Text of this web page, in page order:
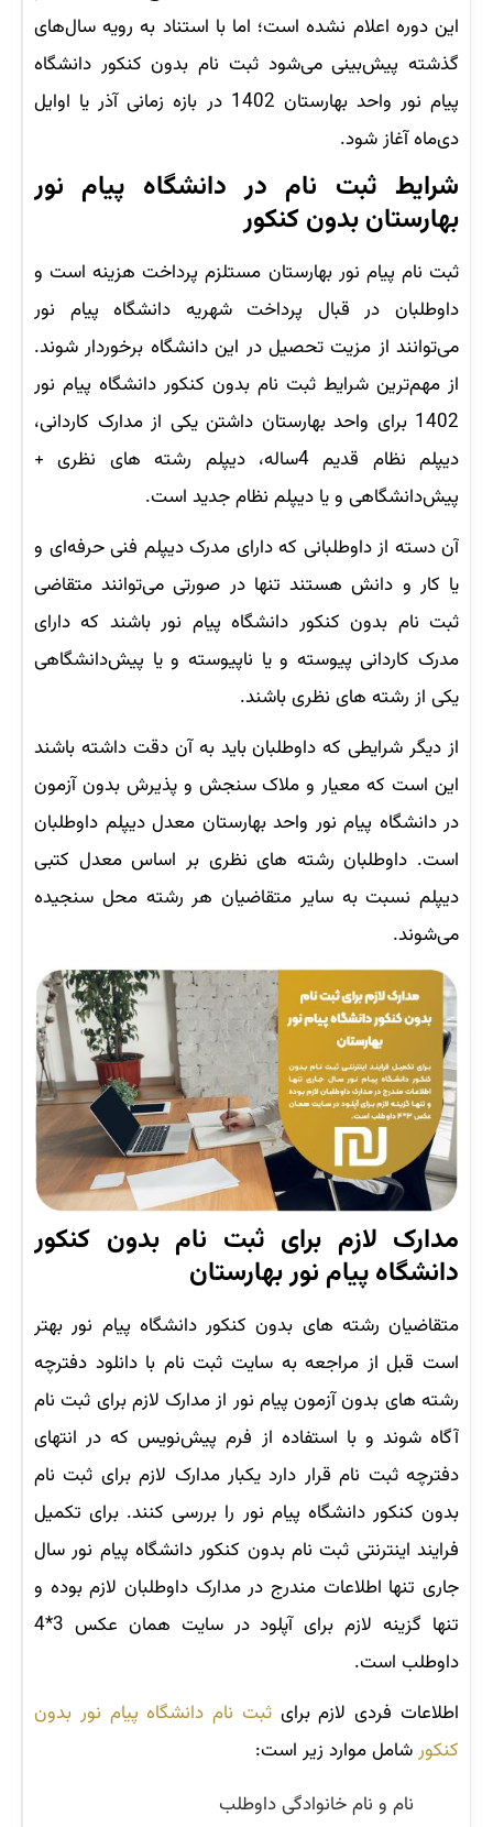
این دوره اعلام نشده است؛ اما با استناد به رویه سال‌های
گذشته پیش‌بینی می‌شود ثبت نام بدون کنکور دانشگاه
پیام نور واحد بهارستان 1402 در بازه زمانی آذر یا اوایل
دی‌ماه آغاز شود.
شرایط ثبت نام در دانشگاه پیام نور
بهارستان بدون کنکور
ثبت نام پیام نور بهارستان مستلزم پرداخت هزینه است و
داوطلبان در قبال پرداخت شهریه دانشگاه پیام نور
می‌توانند از مزیت تحصیل در این دانشگاه برخوردار شوند.
از مهم‌ترین شرایط ثبت نام بدون کنکور دانشگاه پیام نور
1402 برای واحد بهارستان داشتن یکی از مدارک کاردانی،
دیپلم نظام قدیم 4ساله، دیپلم رشته های نظری +
پیش‌دانشگاهی و یا دیپلم نظام جدید است.
آن دسته از داوطلبانی که دارای مدرک دیپلم فنی حرفه‌ای و
یا کار و دانش هستند تنها در صورتی می‌توانند متقاضی
ثبت نام بدون کنکور دانشگاه پیام نور باشند که دارای
مدرک کاردانی پیوسته و یا ناپیوسته و یا پیش‌دانشگاهی
یکی از رشته های نظری باشند.
از دیگر شرایطی که داوطلبان باید به آن دقت داشته باشند
این است که معیار و ملاک سنجش و پذیرش بدون آزمون
در دانشگاه پیام نور واحد بهارستان معدل دیپلم داوطلبان
است. داوطلبان رشته های نظری بر اساس معدل کتبی
دیپلم نسبت به سایر متقاضیان هر رشته محل سنجیده
می‌شوند.
مدارک لازم برای ثبت نام بدون کنکور
دانشگاه پیام نور بهارستان
متقاضیان رشته های بدون کنکور دانشگاه پیام نور بهتر
است قبل از مراجعه به سایت ثبت نام با دانلود دفترچه
رشته های بدون آزمون پیام نور از مدارک لازم برای ثبت نام
آگاه شوند و با استفاده از فرم پیش‌نویس که در انتهای
دفترچه ثبت نام قرار دارد یکبار مدارک لازم برای ثبت نام
بدون کنکور دانشگاه پیام نور را بررسی کنند. برای تکمیل
فرایند اینترنتی ثبت نام بدون کنکور دانشگاه پیام نور سال
جاری تنها اطلاعات مندرج در مدارک داوطلبان لازم بوده و
تنها گزینه لازم برای آپلود در سایت همان عکس 3*4
داوطلب است.
اطلاعات فردی لازم برایثبت نام دانشگاه پیام نور بدون
کنکورشامل موارد زیر است:
نام و نام خانوادگی داوطلب